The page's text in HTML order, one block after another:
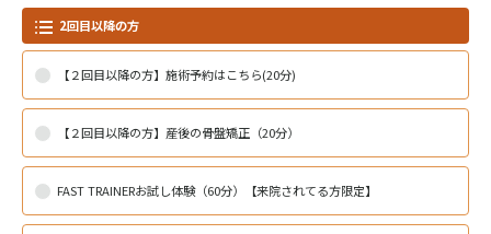
2回目以降の方
【２回目以降の方】施術予約はこちら(20分)
【２回目以降の方】産後の骨盤矯正（20分）
FAST TRAINERお試し体験（60分）【来院されてる方限定】